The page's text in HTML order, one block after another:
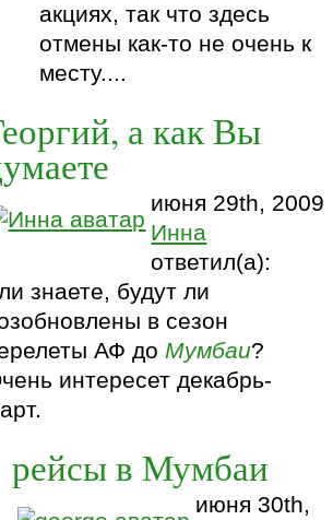
акциях, так что здесь
отмены как-то не очень к
месту....
а как Вы
июня 29th, 2009
Инна
ответил(а):
знаете, будут ли
в сезон
АФ доМумбаи?
интересет декабрь-
рейсы в Мумбаи
июня 30th,